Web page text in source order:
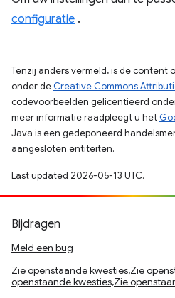
configuratie .
Tenzij anders vermeld, is de content
onder de Creative Commons
codevoorbeelden gelicentieerd
meer informatie raadpleegt u het
Java is een gedeponeerd
aangesloten entiteiten.
Last updated 2026-05-13 UTC.
Bijdragen
Meld een bug
Zie openstaande kwesties,Zie
openstaande kwesties,Zie